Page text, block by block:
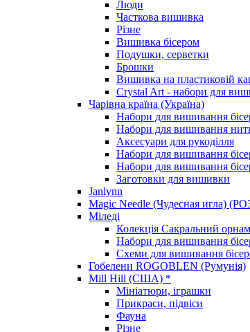
Люди
Часткова вишивка
Різне
Вишивка бісером
Подушки, серветки
Брошки
Вишивка на пластиковій
Crystal Art - набори для
Чарівна країна (Україна)
Набори для вишивання
Набори для вишивання
Аксесуари для рукоділля
Набори для вишивання
Набори для вишивання
Заготовки для вишивки
Janlynn
Magic Needle (Чудесная игла)
Міледі
Колекція Сакральний
Набори для вишивання
Схеми для вишивання
Гобелени ROGOBLEN (Румунія)
Mill Hill (США) *
Мініатюри, іграшки
Прикраси, підвіси
Фауна
Різне